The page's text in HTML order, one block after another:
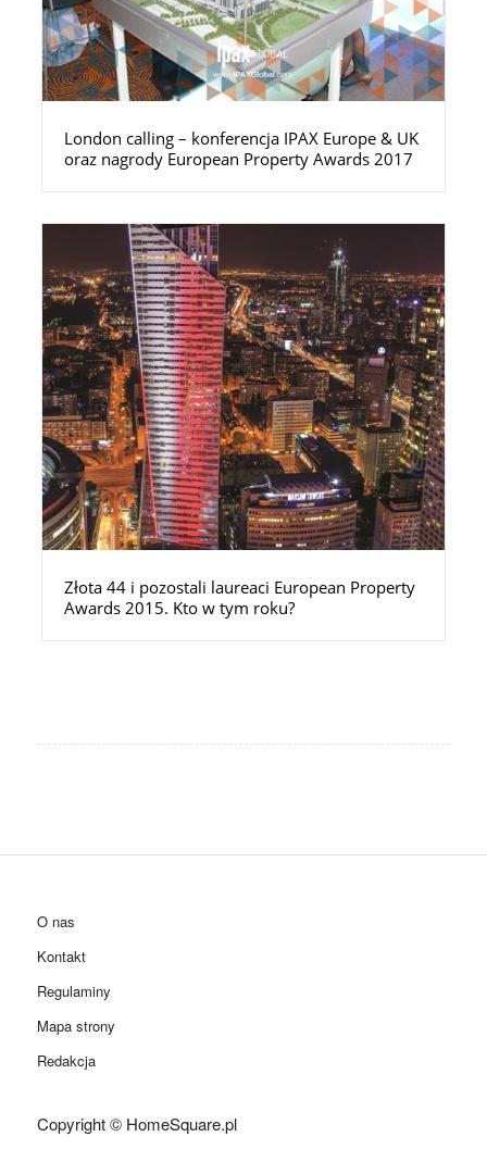
London calling – konferencja IPAX Europe & UK
oraz nagrody European Property Awards 2017
Złota 44 i pozostali laureaci European Property
Awards 2015. Kto w tym roku?
O nas
Kontakt
Regulaminy
Mapa strony
Redakcja
Copyright © HomeSquare.pl